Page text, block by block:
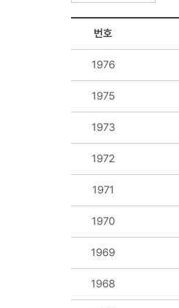
번호
1976
1975
1973
1972
1971
1970
1969
1968